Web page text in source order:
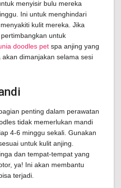
menyisir bulu mereka
Ini untuk menghindari
kulit mereka. Jika
untuk
doodles pet spa anjing yang
dimanjakan selama sesi
penting dalam perawatan
tidak memerlukan mandi
4-6 minggu sekali. Gunakan
untuk kulit anjing.
dan tempat-tempat yang
ya! Ini akan membantu
terjadi.